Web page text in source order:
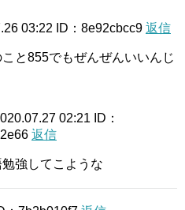
03:22 ID：8e92cbcc9 返信
と855でもぜんぜんいいんじ
02:21
ID：
返信
勉強してこような